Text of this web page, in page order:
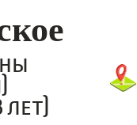
лет)